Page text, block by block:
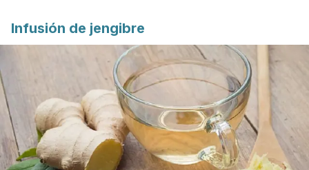
Infusión de jengibre